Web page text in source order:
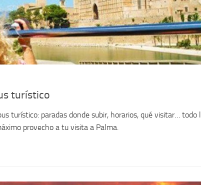
turístico
turístico: paradas donde subir, horarios, qué visitar… todo
provecho a tu visita a Palma.